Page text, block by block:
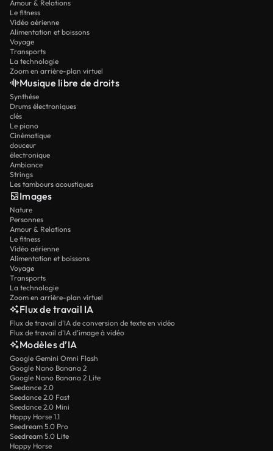
Amour & Relations
Le fitness
Vidéo aérienne
Alimentation et boissons
Voyage
Transports
La technologie
Zoom en arrière-plan virtuel
Musique libre de droits
Synthèse
Drums électroniques
clés
Le piano
Cinématique
douceur
électronique
Ambiance
Strings
Les tambours acoustiques
Images
Nature
Personnes
Amour & Relations
Le fitness
Vidéo aérienne
Alimentation et boissons
Voyage
Transports
La technologie
Zoom en arrière-plan virtuel
Flux de travail IA
Flux de travail d’IA de conversion de texte en vidéo
Flux de travail d’IA d’image à vidéo
Modèles d’IA
Google Gemini Omni Flash
Google Nano Banana 2
Google Nano Banana 2 Lite
Seedance 2.0
Seedance 2.0 Fast
Seedance 2.0 Mini
Happy Horse 1.1
Seedream 5.0 Pro
Seedream 5.0 Lite
Happy Horse